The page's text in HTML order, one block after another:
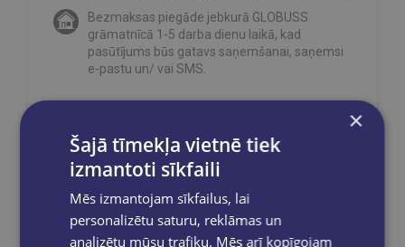
Bezmaksas piegāde jebkurā GLOBUSS
grāmatnīcā 1-5 darba dienu laikā, kad
pasūtījums būs gatavs saņemšanai, saņemsi
e-pastu un/ vai SMS.
Dalies sociālajos tīklos:
×
Šajā tīmekļa vietnē tiek
izmantoti sīkfaili
Mēs izmantojam sīkfailus, lai
personalizētu saturu, reklāmas un
analizētu mūsu trafiku. Mēs arī kopīgojam